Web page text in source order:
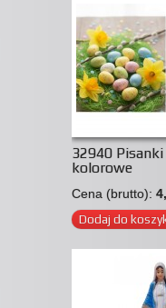
32940
kolorowe
Cena (brutto):
Dodaj do